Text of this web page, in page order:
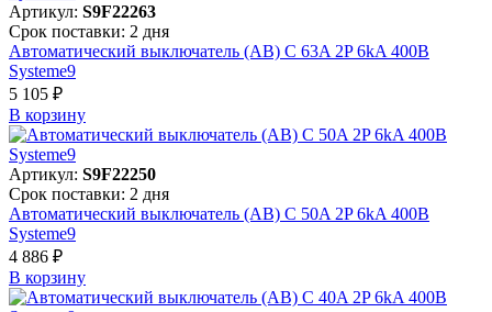
Артикул: S9F22263
Срок поставки: 2 дня
Автоматический выключатель (АВ) C 63A 2P 6kA 400В
Systeme9
5 105 ₽
В корзинy
Артикул: S9F22250
Срок поставки: 2 дня
Автоматический выключатель (АВ) C 50A 2P 6kA 400В
Systeme9
4 886 ₽
В корзинy